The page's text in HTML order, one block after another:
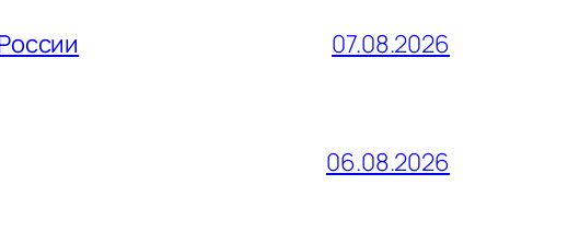
07.08.2026
06.08.2026